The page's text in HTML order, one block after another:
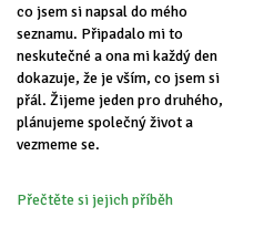
co jsem si napsal do mého
seznamu. Připadalo mi to
neskutečné a ona mi každý den
dokazuje, že je vším, co jsem si
přál. Žijeme jeden pro druhého,
plánujeme společný život a
vezmeme se.
Přečtěte si jejich příběh